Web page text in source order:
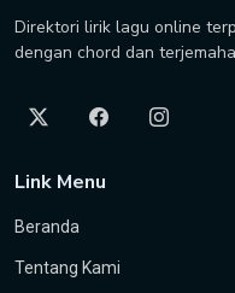
Direktori lirik lagu online
dengan chord dan
Link Menu
Beranda
Tentang Kami